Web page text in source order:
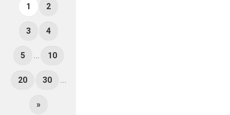
1 2
3 4
5 ... 10
20 30 ...
»